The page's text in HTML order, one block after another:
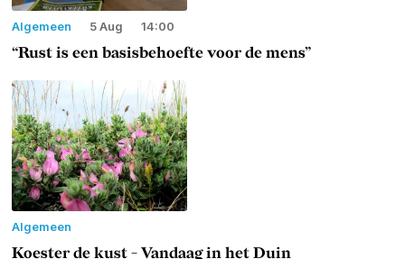
Algemeen 5 Aug 14:00
“Rust is een basisbehoefte voor de mens”
Algemeen
Koester de kust - Vandaag in het Duin